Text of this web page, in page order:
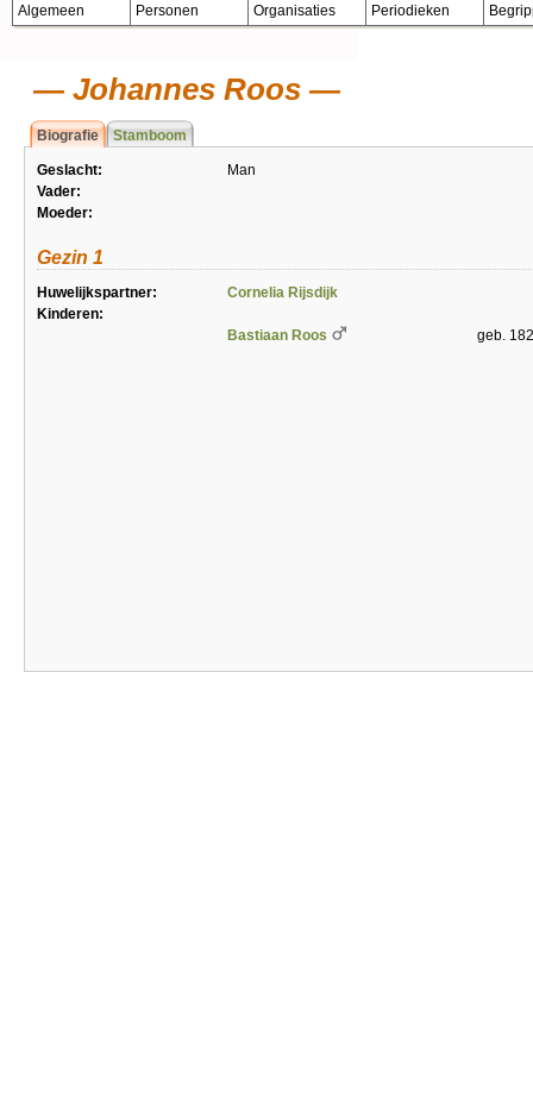
Algemeen Personen Organisaties Periodieken
Johannes Roos
Biografie Stamboom
Geslacht:
Man
Vader:
Moeder:
Gezin 1
Huwelijkspartner:
Cornelia Rijsdijk
Kinderen:
Bastiaan Roos
geb.